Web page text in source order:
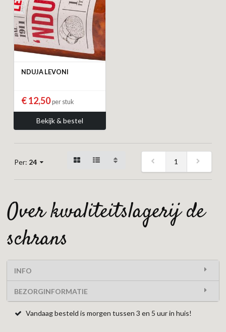
NDUJA LEVONI
€ 12,50per stuk
Bekijk & bestel
Per: 24 1
over kwaliteitslagerij de
schrans
INFO
BEZORGINFORMATIE
Vandaag besteld is morgen tussen 3 en 5 uur in huis!